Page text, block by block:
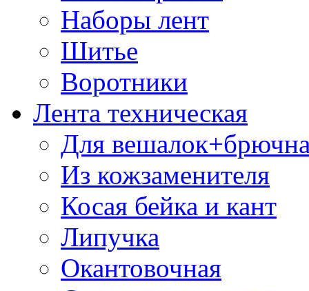
Наборы лент
Шитье
Воротники
Лента техническая
Для
Из кожзаменителя
Косая бейка и кант
Липучка
Окантовочная